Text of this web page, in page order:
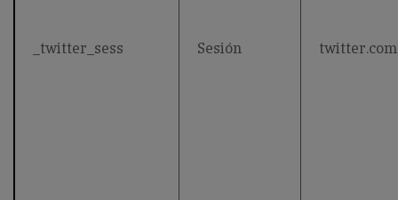
_twitter_sess Sesión twitter.com